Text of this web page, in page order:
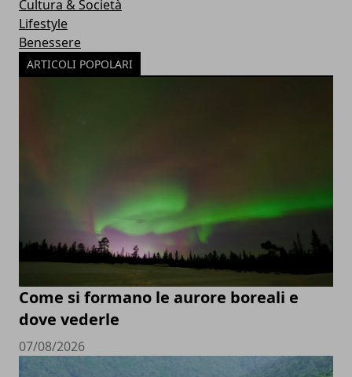
Cultura & Società
Lifestyle
Benessere
ARTICOLI POPOLARI
Come si formano le aurore boreali e
dove vederle
07/08/2026